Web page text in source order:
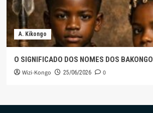
A. Kikongo
O SIGNIFICADO DOS NOMES DOS BAKONGO
Wizi-Kongo 25/06/2026 0